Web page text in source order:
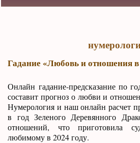
Гадание «Любовь и отношения в
Онлайн гадание-предсказание по
составит прогноз о любви и
Нумерология и наш онлайн расчет
в год Зеленого Деревянного
отношений, что приготовила
любимому в 2024 году.